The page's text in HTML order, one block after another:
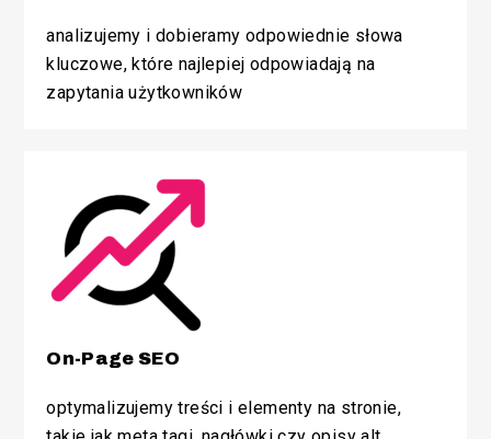
analizujemy i dobieramy odpowiednie słowa
kluczowe, które najlepiej odpowiadają na
zapytania użytkowników
On-Page SEO
optymalizujemy treści i elementy na stronie,